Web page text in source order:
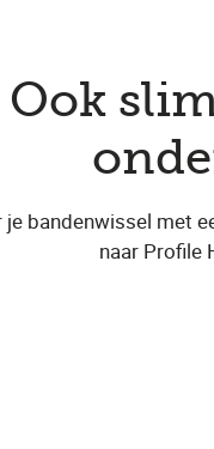
Ook
je bandenwissel met
naar Profile